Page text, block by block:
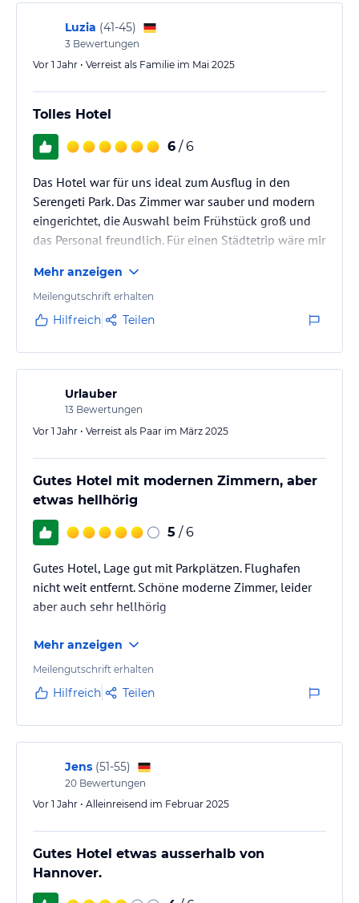
Luzia (41-45)
3 Bewertungen
Vor 1 Jahr • Verreist als Familie im Mai 2025
Tolles Hotel
6 / 6
Das Hotel war für uns ideal zum Ausflug in den
Serengeti Park. Das Zimmer war sauber und modern
eingerichtet, die Auswahl beim Frühstück groß und
das Personal freundlich. Für einen Städtetrip wäre mir
Mehr anzeigen
Meilengutschrift erhalten
Hilfreich Teilen
Urlauber
13 Bewertungen
Vor 1 Jahr • Verreist als Paar im März 2025
Gutes Hotel mit modernen Zimmern, aber
etwas hellhörig
5 / 6
Gutes Hotel, Lage gut mit Parkplätzen. Flughafen
nicht weit entfernt. Schöne moderne Zimmer, leider
aber auch sehr hellhörig
Mehr anzeigen
Meilengutschrift erhalten
Hilfreich Teilen
Jens (51-55)
20 Bewertungen
Vor 1 Jahr • Alleinreisend im Februar 2025
Gutes Hotel etwas ausserhalb von
Hannover.